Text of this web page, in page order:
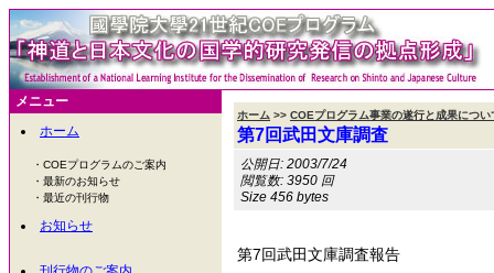
メニュー
ホーム
・COEプログラムのご案内
・最新のお知らせ
・最近の刊行物
お知らせ
ホーム >> COEプログラム事業の遂行と成果につい
第7回武田文庫調査
公開日: 2003/7/24
閲覧数: 3950 回
Size 456 bytes
第7回武田文庫調査報告